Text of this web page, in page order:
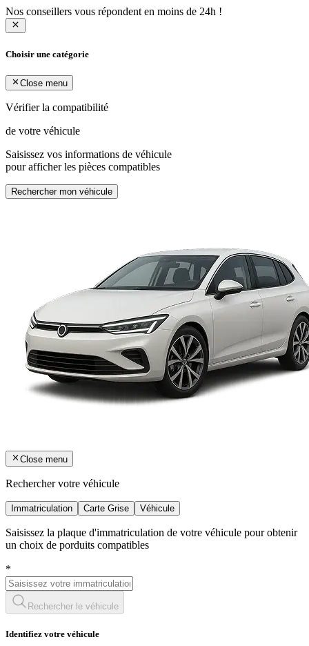
Nos conseillers vous répondent en moins de 24h !
Choisir une catégorie
Close menu
Vérifier la compatibilité
de votre véhicule
Saisissez vos informations de véhicule
pour afficher les pièces compatibles
Rechercher mon véhicule
Close menu
Rechercher votre véhicule
Immatriculation Carte Grise Véhicule
Saisissez la plaque d'immatriculation de votre véhicule pour obtenir
un choix de porduits compatibles
*
Rechercher le véhicule
Identifiez votre véhicule